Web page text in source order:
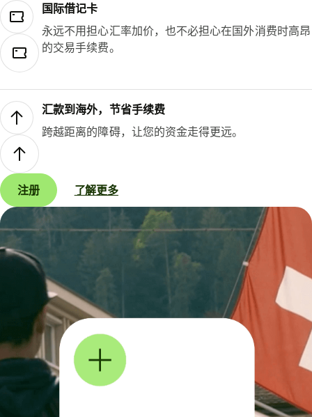
国际借记卡
永远不用担心汇率加价，也不必担心在国外消费时高昂
的交易手续费。
汇款到海外，节省手续费
跨越距离的障碍，让您的资金走得更远。
注册 了解更多